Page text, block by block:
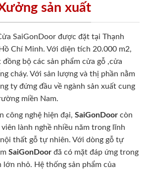
sản xuất
SaiGonDoor được đặt tại Thạnh
Chí Minh. Với diện tích 20.000 m2,
bộ các sản phẩm cửa gỗ ,cửa
cháy. Với sản lượng và thị phần nằm
ty đứng đầu về ngành sản xuất cung
miền Nam.
công nghệ hiện đại, SaiGonDoor còn
lành nghề nhiều năm trong lĩnh
thất gỗ tự nhiên. Với dòng gỗ tự
SaiGonDoor đã có mặt đáp ứng trong
nhỏ. Hệ thống sản phẩm của